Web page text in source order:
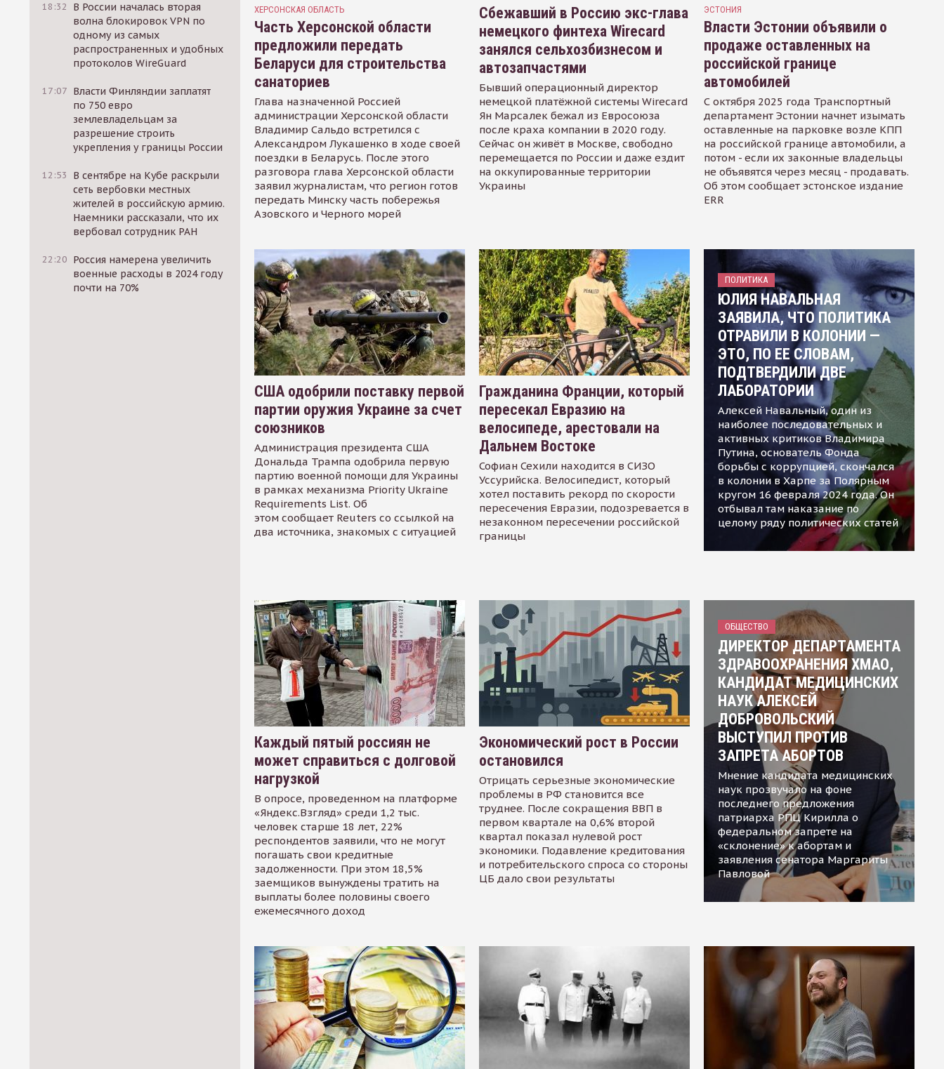
18:32
В России началась вторая
волна блокировок VPN по
одному из самых
распространенных и удобных
протоколов WireGuard
17:07 Власти Финляндии заплатят
по 750 евро
землевладельцам за
разрешение строить
укрепления у границы России
12:53
В сентябре на Кубе раскрыли
сеть вербовки местных
жителей в российскую армию.
Наемники рассказали, что их
вербовал сотрудник РАН
22:20 Россия намерена увеличить
военные расходы в 2024 году
почти на 70%
ХЕРСОНСКАЯ ОБЛАСТЬ
Часть Херсонской области
предложили передать
Беларуси для строительства
санаториев
Глава назначенной Россией
администрации Херсонской области
Владимир Сальдо встретился с
Александром Лукашенко в ходе своей
поездки в Беларусь. После этого
разговора глава Херсонской области
заявил журналистам, что регион готов
передать Минску часть побережья
Азовского и Черного морей
Сбежавший в Россию экс-глава
немецкого финтеха Wirecard
занялся сельхозбизнесом и
автозапчастями
Бывший операционный директор
немецкой платёжной системы Wirecard
Ян Марсалек бежал из Евросоюза
после краха компании в 2020 году.
Сейчас он живёт в Москве, свободно
перемещается по России и даже ездит
на оккупированные территории
Украины
ЭСТОНИЯ
Власти Эстонии объявили о
продаже оставленных на
российской границе
автомобилей
С октября 2025 года Транспортный
департамент Эстонии начнет изымать
оставленные на парковке возле КПП
на российской границе автомобили, а
потом - если их законные владельцы
не объявятся через месяц - продавать.
Об этом сообщает эстонское издание
ERR
США одобрили поставку первой
партии оружия Украине за счет
союзников
Администрация президента США
Дональда Трампа одобрила первую
партию военной помощи для Украины
в рамках механизма Priority Ukraine
Requirements List. Об
этом сообщает Reuters со ссылкой на
два источника, знакомых с ситуацией
Гражданина Франции, который
пересекал Евразию на
велосипеде, арестовали на
Дальнем Востоке
Софиан Сехили находится в СИЗО
Уссурийска. Велосипедист, который
хотел поставить рекорд по скорости
пересечения Евразии, подозревается в
незаконном пересечении российской
границы
ПОЛИТИКА
ЮЛИЯ НАВАЛЬНАЯ
ЗАЯВИЛА, ЧТО ПОЛИТИКА
ОТРАВИЛИ В КОЛОНИИ —
ЭТО, ПО ЕЕ СЛОВАМ,
ПОДТВЕРДИЛИ ДВЕ
ЛАБОРАТОРИИ
Алексей Навальный, один из
наиболее последовательных и
активных критиков Владимира
Путина, основатель Фонда
борьбы с коррупцией, скончался
в колонии в Харпе за Полярным
кругом 16 февраля 2024 года. Он
отбывал там наказание по
целому ряду политических статей
Каждый пятый россиян не
может справиться с долговой
нагрузкой
В опросе, проведенном на платформе
«Яндекс.Взгляд» среди 1,2 тыс.
человек старше 18 лет, 22%
респондентов заявили, что не могут
погашать свои кредитные
задолженности. При этом 18,5%
заемщиков вынуждены тратить на
выплаты более половины своего
ежемесячного доход
Экономический рост в России
остановился
Отрицать серьезные экономические
проблемы в РФ становится все
труднее. После сокращения ВВП в
первом квартале на 0,6% второй
квартал показал нулевой рост
экономики. Подавление кредитования
и потребительского спроса со стороны
ЦБ дало свои результаты
ОБЩЕСТВО
ДИРЕКТОР ДЕПАРТАМЕНТА
ЗДРАВООХРАНЕНИЯ ХМАО,
КАНДИДАТ МЕДИЦИНСКИХ
НАУК АЛЕКСЕЙ
ДОБРОВОЛЬСКИЙ
ВЫСТУПИЛ ПРОТИВ
ЗАПРЕТА АБОРТОВ
Мнение кандидата медицинских
наук прозвучало на фоне
последнего предложения
патриарха РПЦ Кирилла о
федеральном запрете на
«склонение» к абортам и
заявления сенатора Маргариты
Павловой